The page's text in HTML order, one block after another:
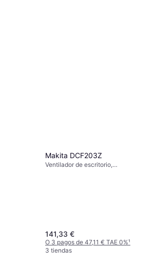
Makita DCF203Z
Ventilador de escritorio,
141,33 €
O 3 pagos de 47,11 € TAE 0%¹
3 tiendas